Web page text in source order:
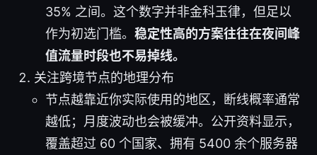
35% 之间。这个数字并非金科玉律，但足以
作为初选门槛。 稳定性高的方案往往在夜间峰
值流量时段也不易掉线。
关注跨境节点的地理分布
节点越靠近你实际使用的地区，断线概率通常
越低；月度波动也会被缓冲。公开资料显示，
覆盖超过 60 个国家、拥有 5400 余个服务器